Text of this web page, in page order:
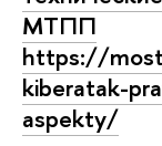
МТПП
https://
kiberatak-
aspekty/